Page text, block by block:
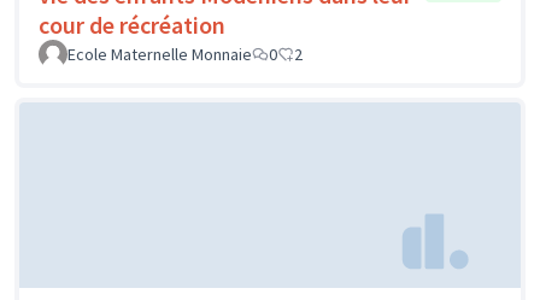
cour de récréation
Ecole Maternelle Monnaie 0 2